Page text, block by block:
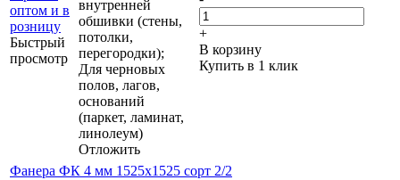
Быстрый
просмотр
внутренней
обшивки (стены,
потолки,
перегородки);
Для черновых
полов, лагов,
оснований
(паркет, ламинат,
линолеум)
Отложить
+
В корзину
Купить в 1 клик
Фанера ФК 4 мм 1525х1525 сорт 2/2